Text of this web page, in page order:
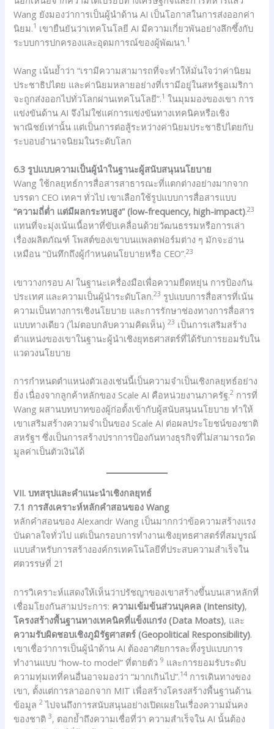
Wang ยังมองว่าการเป็นผู้นำด้าน AI เป็นโอกาสในการส่งออกค่า
นิยม.1 เขายืนยันว่าเทคโนโลยี AI มีความเกี่ยวพันอย่างลึกซึ้งกับ
ระบบการปกครองและอุดมการณ์ของผู้พัฒนา.1
Wang เน้นย้ำว่า “เรามีความสามารถที่จะทำให้มั่นใจว่าค่านิยม
ประชาธิปไตย และค่านิยมหลายอย่างที่เรามีอยู่ในสหรัฐอเมริกา
จะถูกส่งออกไปทั่วโลกผ่านเทคโนโลยี”.1 ในมุมมองของเขา การ
แข่งขันด้าน AI จึงไม่ใช่แค่การแข่งขันทางเทคนิคหรือเชิง
พาณิชย์เท่านั้น แต่เป็นการต่อสู้ระหว่างค่านิยมประชาธิปไตยกับ
ระบอบอำนาจนิยมในระดับโลก
6.3 รูปแบบความเป็นผู้นำในฐานะผู้สนับสนุนนโยบาย
Wang ใช้กลยุทธ์การสื่อสารสาธารณะที่แตกต่างอย่างมากจาก
บรรดา CEO เทคฯ ทั่วไป เขาเลือกใช้รูปแบบการสื่อสารแบบ
“ความถี่ต่ำ แต่มีผลกระทบสูง” (low-frequency, high-impact).23
แทนที่จะมุ่งเน้นเนื้อหาที่ขับเคลื่อนด้วยวัฒนธรรมหรือการเล่า
เรื่องผลิตภัณฑ์ โพสต์ของเขาบนแพลตฟอร์มต่าง ๆ มักจะอ่าน
เหมือน “บันทึกถึงผู้กำหนดนโยบายหรือ CEO”.23
เขาวางกรอบ AI ในฐานะเครื่องมือเพื่อความยืดหยุ่น การป้องกัน
ประเทศ และความเป็นผู้นำระดับโลก.23 รูปแบบการสื่อสารที่เน้น
ความเป็นทางการเชิงนโยบาย และการรักษาช่องทางการสื่อสาร
แบบทางเดียว (ไม่ตอบกลับความคิดเห็น)23 เป็นการเสริมสร้าง
ตำแหน่งของเขาในฐานะผู้นำเชิงยุทธศาสตร์ที่ได้รับการยอมรับใน
แวดวงนโยบาย
การกำหนดตำแหน่งตัวเองเช่นนี้เป็นความจำเป็นเชิงกลยุทธ์อย่าง
ยิ่ง เนื่องจากลูกค้าหลักของ Scale AI คือหน่วยงานภาครัฐ.2 การที่
Wang ผสานบทบาทของผู้ก่อตั้งเข้ากับผู้สนับสนุนนโยบาย ทำให้
เขาเสริมสร้างความจำเป็นของ Scale AI ต่อผลประโยชน์ของชาติ
สหรัฐฯ ซึ่งเป็นการสร้างปราการป้องกันทางธุรกิจที่ไม่สามารถวัด
มูลค่าเป็นตัวเงินได้
VII. บทสรุปและคำแนะนำเชิงกลยุทธ์
7.1 การสังเคราะห์หลักคำสอนของ Wang
หลักคำสอนของ Alexandr Wang เป็นมากกว่าข้อความสร้างแรง
บันดาลใจทั่วไป แต่เป็นกรอบการทำงานเชิงยุทธศาสตร์ที่สมบูรณ์
แบบสำหรับการสร้างองค์กรเทคโนโลยีที่ประสบความสำเร็จใน
ศตวรรษที่ 21
การวิเคราะห์แสดงให้เห็นว่าปรัชญาของเขาสร้างขึ้นบนเสาหลักที่
เชื่อมโยงกันสามประการ: ความเข้มข้นส่วนบุคคล (Intensity),
โครงสร้างพื้นฐานทางเทคนิคที่แข็งแกร่ง (Data Moats), และ
ความรับผิดชอบเชิงภูมิรัฐศาสตร์ (Geopolitical Responsibility).
เขาเชื่อว่าการเป็นผู้นำด้าน AI ต้องอาศัยการละทิ้งรูปแบบการ
ทำงานแบบ “how-to model” ที่ตายตัว9 และการยอมรับระดับ
ความทุ่มเทที่คนอื่นอาจมองว่า “มากเกินไป”.14 การเดินทางของ
เขา, ตั้งแต่การลาออกจาก MIT เพื่อสร้างโครงสร้างพื้นฐานด้าน
ข้อมูล2 ไปจนถึงการสนับสนุนอย่างเปิดเผยในเรื่องความมั่นคง
ของชาติ3, ตอกย้ำถึงความเชื่อที่ว่า ความสำเร็จใน AI นั้นต้อง